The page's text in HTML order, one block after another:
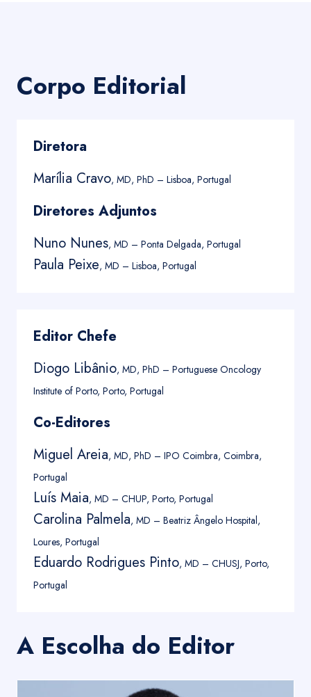
Corpo Editorial
Diretora
Marília Cravo, MD, PhD – Lisboa, Portugal
Diretores Adjuntos
Nuno Nunes, MD – Ponta Delgada, Portugal
Paula Peixe, MD – Lisboa, Portugal
Editor Chefe
Diogo Libânio, MD, PhD – Portuguese Oncology
Institute of Porto, Porto, Portugal
Co-Editores
Miguel Areia, MD, PhD – IPO Coimbra, Coimbra,
Portugal
Luís Maia, MD – CHUP, Porto, Portugal
Carolina Palmela, MD – Beatriz Ângelo Hospital,
Loures, Portugal
Eduardo Rodrigues Pinto, MD – CHUSJ, Porto,
Portugal
A Escolha do Editor